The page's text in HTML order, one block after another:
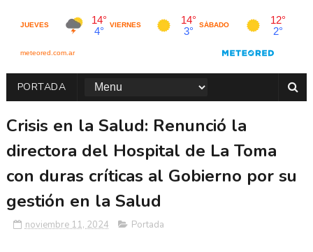
PORTADA
Crisis en la Salud: Renunció la
directora del Hospital de La Toma
con duras críticas al Gobierno por su
gestión en la Salud
noviembre 11, 2024 Portada